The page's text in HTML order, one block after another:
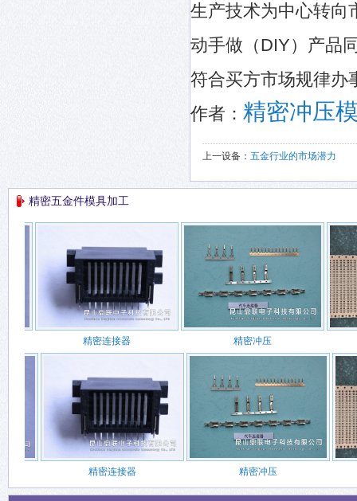
生产技术为中心转向
动手做（DIY）产品
符合买方市场规律办
作者： 精密冲压
上一设备： 五金行业的市场潜力
精密五金件模具加工
精密连接器 精密冲压
精密连接器 精密冲压